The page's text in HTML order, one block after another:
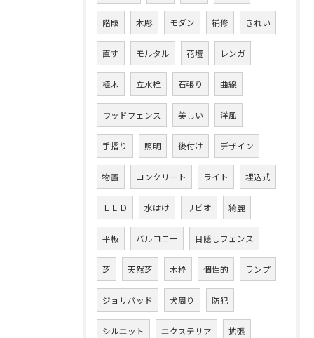
階段 木彫 モダン 補修 きれい
直す モルタル 花壇 レンガ
植木 立水栓 石張り 曲線
ウッドフェンス 美しい 洋風
手摺り 照明 後付け デザイン
物置 コンクリート ライト 埋込式
ＬＥＤ 水はけ リビオ 綺麗
平板 バルコニー 目隠しフェンス
芝 天然芝 木枠 個性的 ランプ
ジョリパッド 犬周り 防犯
シルエット エクステリア 拡張